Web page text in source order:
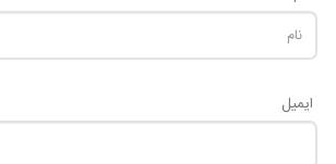
ایمیل